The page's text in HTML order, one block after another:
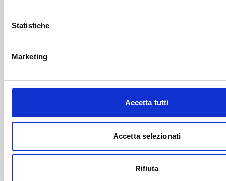
Statistiche
Marketing
Accetta tutti
Accetta selezionati
Rifiuta
Migrazione e sviluppo
Mobilità sostenibile
Pesca e acquacoltura